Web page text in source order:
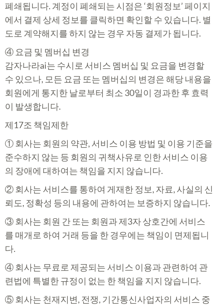
폐쇄됩니다. 계정이 폐쇄되는 시점은 ‘회원정보’ 페이지
에서 결제 상세 정보를 클릭하면 확인할 수 있습니다. 별
도로 계약해지를 하지 않는 경우 자동 결제가 됩니다.
④ 요금 및 멤버십 변경
감자나라ai는 수시로 서비스 멤버십 및 요금을 변경할
수 있으나, 모든 요금 또는 멤버십의 변경은 해당 내용을
회원에게 통지한 날로부터 최소 30일이 경과한 후 효력
이 발생합니다.
제17조 책임제한
① 회사는 회원의 약관, 서비스 이용 방법 및 이용 기준을
준수하지 않는 등 회원의 귀책사유로 인한 서비스 이용
의 장애에 대하여는 책임을 지지 않습니다.
② 회사는 서비스를 통하여 게재한 정보, 자료, 사실의 신
뢰도, 정확성 등의 내용에 관하여는 보증하지 않습니다.
③ 회사는 회원 간 또는 회원과 제3자 상호간에 서비스
를 매개로 하여 거래 등을 한 경우에는 책임이 면제됩니
다.
④ 회사는 무료로 제공되는 서비스 이용과 관련하여 관
련법에 특별한 규정이 없는 한 책임을 지지 않습니다.
⑤ 회사는 천재지변, 전쟁, 기간통신사업자의 서비스 중